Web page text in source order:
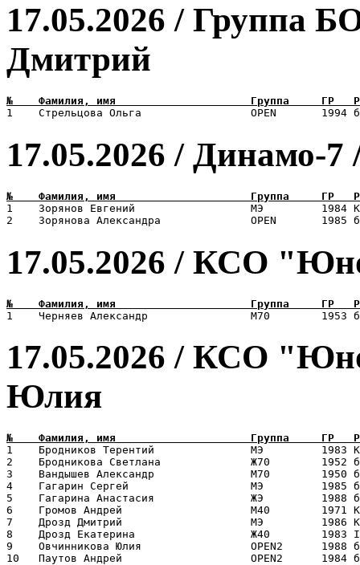
17.05.2026 / Группа
Дмитрий
17.05.2026 / Динамо-7
1    Зорянов Евгений                  МЭ
17.05.2026 / КСО
17.05.2026 / КСО
Юлия
1    Бродников Терентий               МЭ
2    Бродникова Светлана              Ж70
3    Вандышев Александр               М70
4    Гагарин Сергей                   МЭ
5    Гагарина Анастасия               ЖЭ
6    Громов Андрей                    М40
7    Дрозд Дмитрий                    МЭ
8    Дрозд Екатерина                  Ж40
9    Овчинникова Юлия                 OPEN2
10   Паутов Андрей                    OPEN2